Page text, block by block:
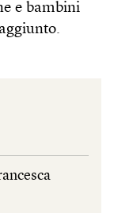
e bambini